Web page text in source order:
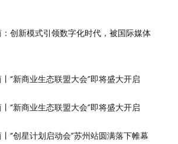
创新模式引领数字化时代，被国际媒体
“新商业生态联盟大会”即将盛大开启
“新商业生态联盟大会”即将盛大开启
“创星计划启动会”苏州站圆满落下帷幕